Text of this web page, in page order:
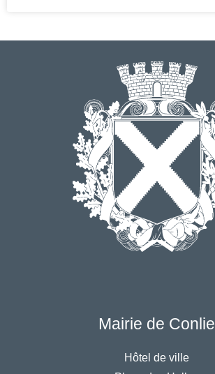
Mairie de Conlie
Hôtel de ville